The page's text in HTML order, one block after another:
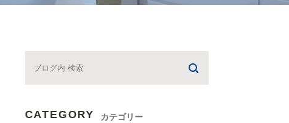
菌管理について
CATEGORY カテゴリー